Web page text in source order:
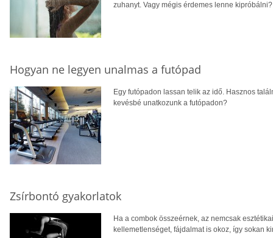
zuhanyt. Vagy mégis érdemes lenne kipróbálni?
Hogyan ne legyen unalmas a futópad
Egy futópadon lassan telik az idő. Hasznos
kevésbé unatkozunk a futópadon?
Zsírbontó gyakorlatok
Ha a combok összeérnek, az nemcsak
kellemetlenséget, fájdalmat is okoz, így sokan